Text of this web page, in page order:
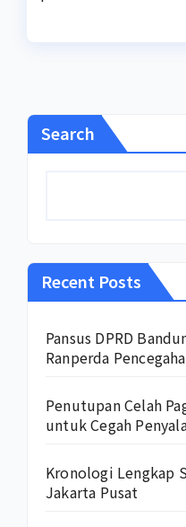
Search
Recent Posts
Pansus DPRD
Ranperda
Penutupan Celah
untuk Cegah
Kronologi Lengkap
Jakarta Pusat